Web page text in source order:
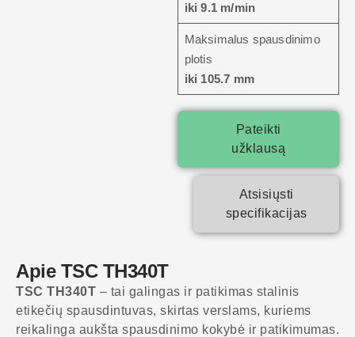
iki 9.1 m/min
Maksimalus spausdinimo
plotis
iki 105.7 mm
Pateikti
užklausą
Atsisiųsti
specifikacijas
Apie TSC TH340T
TSC TH340T – tai galingas ir patikimas stalinis
etikečių spausdintuvas, skirtas verslams, kuriems
reikalinga aukšta spausdinimo kokybė ir patikimumas.